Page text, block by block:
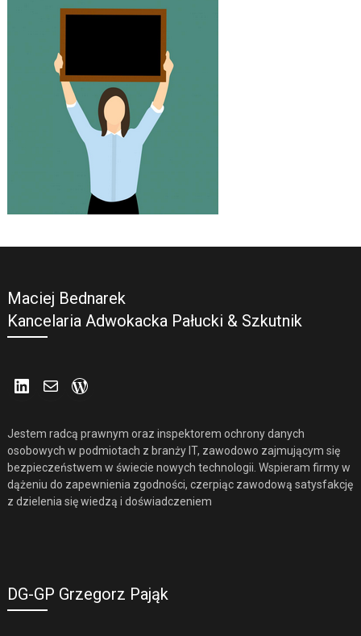
Maciej Bednarek
Kancelaria Adwokacka Pałucki & Szkutnik
LinkedIn
Mail
Jestem radcą prawnym oraz inspektorem ochrony danych
osobowych w podmiotach z branży IT, zawodowo zajmującym się
bezpieczeństwem w świecie nowych technologii. Wspieram firmy w
dążeniu do zapewnienia zgodności, czerpiąc zawodową satysfakcję
z dzielenia się wiedzą i doświadczeniem
DG-GP Grzegorz Pająk